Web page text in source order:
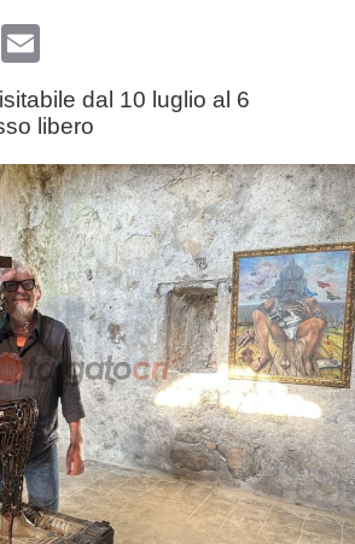
Email
dal 10 luglio al 6
libero